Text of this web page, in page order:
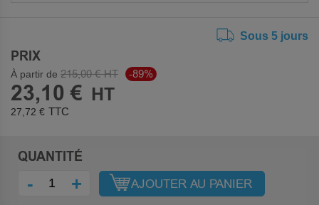
Sous 5 jours
PRIX
À partir de 215,00 € -89%
23,10 €
27,72 €
QUANTITÉ
- + AJOUTER AU PANIER